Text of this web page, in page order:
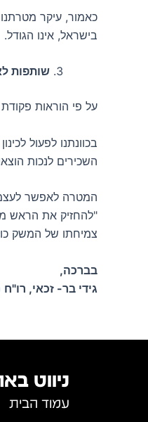
כאמור, עיקר
בישראל, אינו הגודל.
שותפות
על פי הוראות
בכוונתנו לפעול
השכירים לנכות
המטרה לאפשר
"להחזיק את הראש
צמיחתו של המשק
בברכה,
גידי בר- זכאי,
ניווט
עמוד הבית